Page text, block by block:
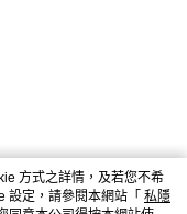
方式之詳情，及若您不希
設定，請參閱本網站「 私隱